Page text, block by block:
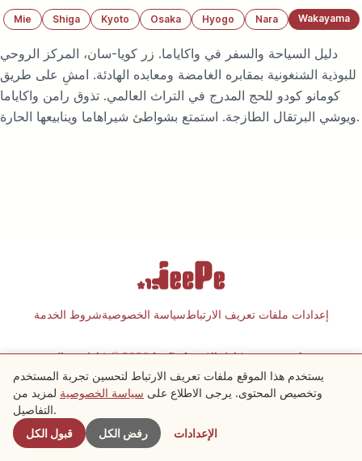
Mie Shiga Kyoto Osaka Hyogo Nara Wakayama
دليل السياحة والسفر في واكاياما. زر كويا-سان، المركز الروحي
للبوذية الشنغونية بمقابره الغامضة ومعابده الهادئة. امشِ على طريق
كومانو كودو للحج المدرج في التراث العالمي. تذوق رامن واكاياما
ويوشي البرتقال الطازجة. استمتع بشواطئ شيراهاما وينابيعها الحارة.
شروط الخدمةسياسة الخصوصيةإعدادات ملفات تعريف الارتباط
Copyright © 2026 JeePe Inc. All rights reserved.
يستخدم هذا الموقع ملفات تعريف الارتباط لتحسين تجربة المستخدم
وتخصيص المحتوى. يرجى الاطلاع على سياسة الخصوصية لمزيد من
التفاصيل.
قبول الكل
رفض الكل الإعدادات